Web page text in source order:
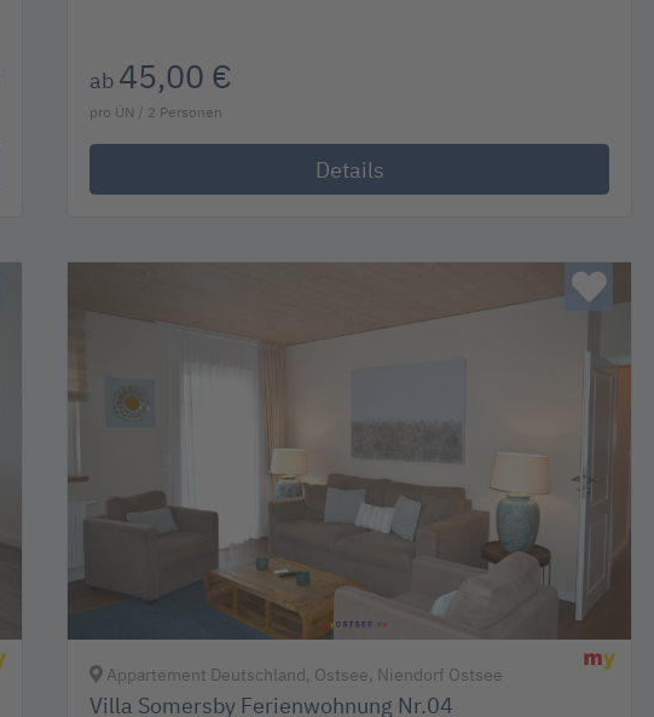
ab 45,00 €
pro ÜN / 2 Personen
Details
Appartement Deutschland, Ostsee, Niendorf Ostsee
Villa Somersby Ferienwohnung Nr.04